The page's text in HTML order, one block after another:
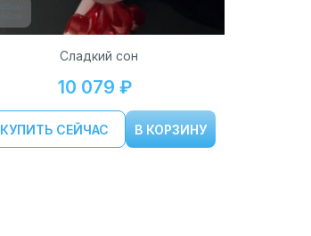
Сладкий сон
10 079 ₽
КУПИТЬ СЕЙЧАС В КОРЗИНУ